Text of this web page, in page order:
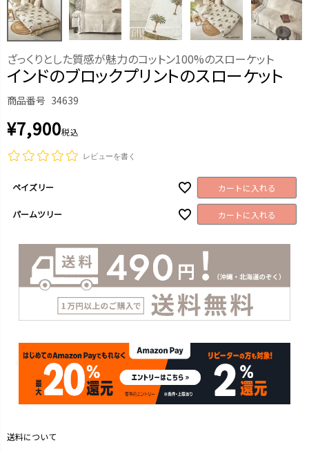
ざっくりとした質感が魅力のコットン100%のスローケット
インドのブロックプリントのスローケット
商品番号 34639
¥7,900税込
レビューを書く
ペイズリー カートに入れる
パームツリー カートに入れる
送料について